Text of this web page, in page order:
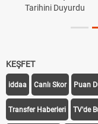
Tarihini Duyurdu
KEŞFET
iddaa Canlı Skor Puan
Transfer Haberleri TV'de